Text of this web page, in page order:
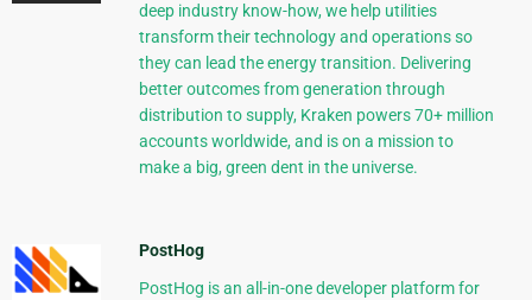
deep industry know-how, we help utilities
transform their technology and operations so
they can lead the energy transition. Delivering
better outcomes from generation through
distribution to supply, Kraken powers 70+ million
accounts worldwide, and is on a mission to
make a big, green dent in the universe.
PostHog
PostHog is an all-in-one developer platform for